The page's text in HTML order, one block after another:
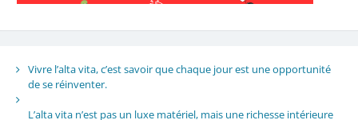
Vivre l’alta vita, c’est savoir que chaque jour est une opportunité
de se réinventer.
L’alta vita n’est pas un luxe matériel, mais une richesse intérieure